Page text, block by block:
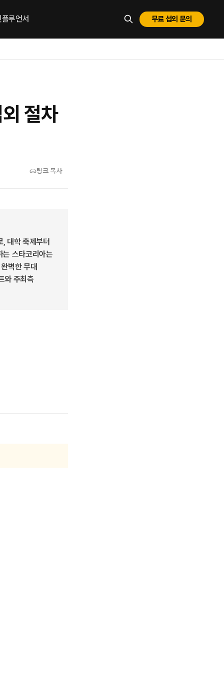
플루언서 무료 섭외 문의
절차
링크 복사
, 대학 축제부터
스타코리아는
벽한 무대
와 주최측